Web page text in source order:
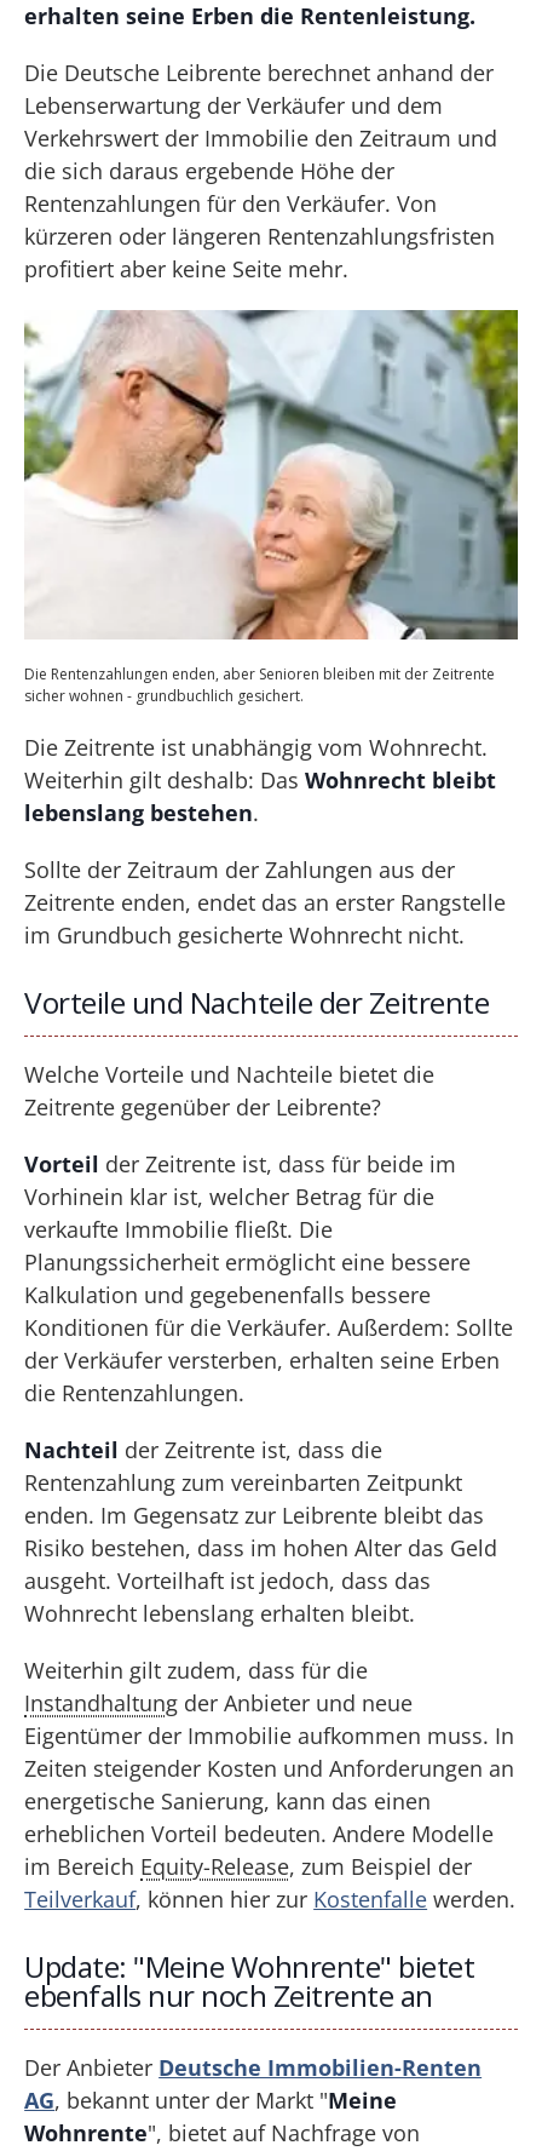
erhalten seine Erben die Rentenleistung.
Die Deutsche Leibrente berechnet anhand der
Lebenserwartung der Verkäufer und dem
Verkehrswert der Immobilie den Zeitraum und
die sich daraus ergebende Höhe der
Rentenzahlungen für den Verkäufer. Von
kürzeren oder längeren Rentenzahlungsfristen
profitiert aber keine Seite mehr.
Die Rentenzahlungen enden, aber Senioren bleiben mit der Zeitrente
sicher wohnen - grundbuchlich gesichert.
Die Zeitrente ist unabhängig vom Wohnrecht.
Weiterhin gilt deshalb: Das Wohnrecht bleibt
lebenslang bestehen.
Sollte der Zeitraum der Zahlungen aus der
Zeitrente enden, endet das an erster Rangstelle
im Grundbuch gesicherte Wohnrecht nicht.
Vorteile und Nachteile der Zeitrente
Welche Vorteile und Nachteile bietet die
Zeitrente gegenüber der Leibrente?
Vorteil der Zeitrente ist, dass für beide im
Vorhinein klar ist, welcher Betrag für die
verkaufte Immobilie fließt. Die
Planungssicherheit ermöglicht eine bessere
Kalkulation und gegebenenfalls bessere
Konditionen für die Verkäufer. Außerdem: Sollte
der Verkäufer versterben, erhalten seine Erben
die Rentenzahlungen.
Nachteil der Zeitrente ist, dass die
Rentenzahlung zum vereinbarten Zeitpunkt
enden. Im Gegensatz zur Leibrente bleibt das
Risiko bestehen, dass im hohen Alter das Geld
ausgeht. Vorteilhaft ist jedoch, dass das
Wohnrecht lebenslang erhalten bleibt.
Weiterhin gilt zudem, dass für die
Instandhaltung der Anbieter und neue
Eigentümer der Immobilie aufkommen muss. In
Zeiten steigender Kosten und Anforderungen an
energetische Sanierung, kann das einen
erheblichen Vorteil bedeuten. Andere Modelle
im Bereich Equity-Release, zum Beispiel der
Teilverkauf, können hier zur Kostenfalle werden.
Update: "Meine Wohnrente" bietet
ebenfalls nur noch Zeitrente an
Der Anbieter Deutsche Immobilien-Renten
AG, bekannt unter der Markt "Meine
Wohnrente", bietet auf Nachfrage von